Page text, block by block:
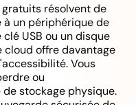
résolvent de
à un périphérique de
USB ou un disque
cloud offre davantage
Vous
ou
stockage physique.